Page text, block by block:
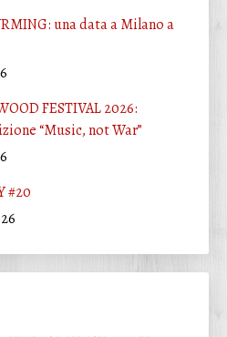
una data a Milano a
FESTIVAL 2026:
“Music, not War”
#20